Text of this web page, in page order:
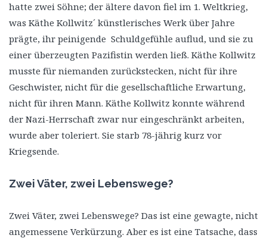
hatte zwei Söhne; der ältere davon fiel im 1. Weltkrieg,
was Käthe Kollwitz´ künstlerisches Werk über Jahre
prägte, ihr peinigende Schuldgefühle auflud, und sie zu
einer überzeugten Pazifistin werden ließ. Käthe Kollwitz
musste für niemanden zurückstecken, nicht für ihre
Geschwister, nicht für die gesellschaftliche Erwartung,
nicht für ihren Mann. Käthe Kollwitz konnte während
der Nazi-Herrschaft zwar nur eingeschränkt arbeiten,
wurde aber toleriert. Sie starb 78-jährig kurz vor
Kriegsende.
Zwei Väter, zwei Lebenswege?
Zwei Väter, zwei Lebenswege? Das ist eine gewagte, nicht
angemessene Verkürzung. Aber es ist eine Tatsache, dass